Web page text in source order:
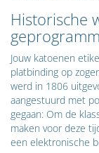
Historische
Jouw katoenen
platbinding op
werd in 1806
aangestuurd met
gegaan: Om de
maken voor deze
een elektronische